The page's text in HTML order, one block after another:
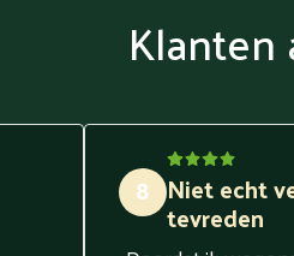
8 Niet echt
tevreden